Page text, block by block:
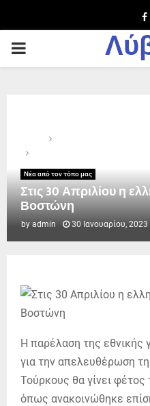
PRIMARY
Νέα από τον τόπο μας
Στις 30 Απριλίου η
Βοστώνη
by admin 30 Ιανουαρίου, 2023
Η παρέλαση της εθνικής
για την απελευθέρωση
Τούρκους θα γίνει φέτος
όπως ανακοινώθηκε